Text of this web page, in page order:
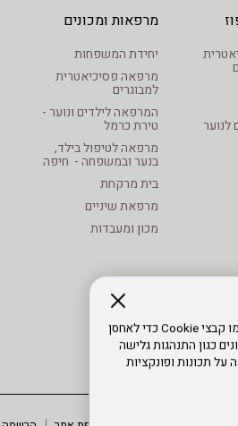
כדי לספק את חוויות המשתמש הטובות ביותר, אנו משתמשים בטכנולוגיות כמו קבצי Cookie כדי לאחסן
כגון התנהגות גלישה
תכונות ופונקציות
לנוער
מרפאות ומכונים
יחידת המשפחות
מרפאה פסיכיאטרית
למבוגרים
המרפאה לילדים ונוער -
טירת כרמל
מרפאה לטיפול בילד,
בנער ובמשפחה - חיפה
בית מרקחת
מרפאת שיניים
מכון ומעבדות